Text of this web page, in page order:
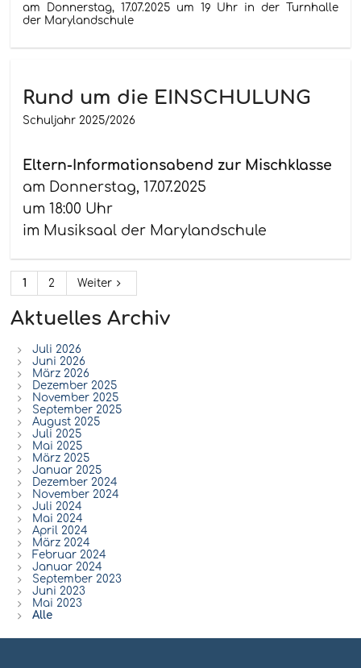
am Donnerstag, 17.07.2025 um 19 Uhr in der Turnhalle
der Marylandschule
Rund um die EINSCHULUNG
Schuljahr 2025/2026
Eltern-Informationsabend zur Mischklasse
am Donnerstag, 17.07.2025
um 18:00 Uhr
im Musiksaal der Marylandschule
1 2 Weiter
Aktuelles Archiv
Juli 2026
Juni 2026
März 2026
Dezember 2025
November 2025
September 2025
August 2025
Juli 2025
Mai 2025
März 2025
Januar 2025
Dezember 2024
November 2024
Juli 2024
Mai 2024
April 2024
März 2024
Februar 2024
Januar 2024
September 2023
Juni 2023
Mai 2023
Alle